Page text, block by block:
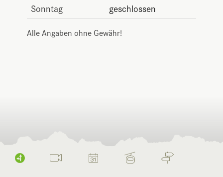
Sonntag
geschlossen
Alle Angaben ohne Gewähr!